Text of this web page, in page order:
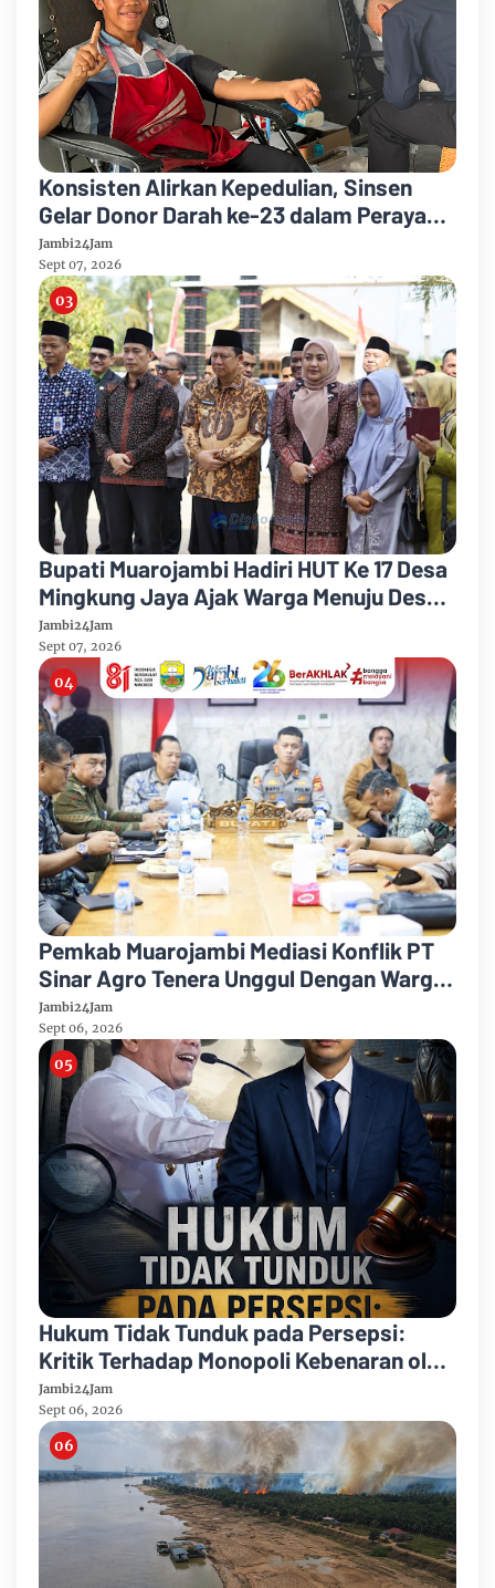
Konsisten Alirkan Kepedulian, Sinsen
Gelar Donor Darah ke-23 dalam Perayaan
Anniversary Sinsen
Jambi24Jam
Sept 07, 2026
Bupati Muarojambi Hadiri HUT Ke 17 Desa
Mingkung Jaya Ajak Warga Menuju Desa
Mandiri 2026
Jambi24Jam
Sept 07, 2026
Pemkab Muarojambi Mediasi Konflik PT
Sinar Agro Tenera Unggul Dengan Warga
Sipin Teluk Duren
Jambi24Jam
Sept 06, 2026
Hukum Tidak Tunduk pada Persepsi:
Kritik Terhadap Monopoli Kebenaran oleh
Media dan Aktivis
Jambi24Jam
Sept 06, 2026